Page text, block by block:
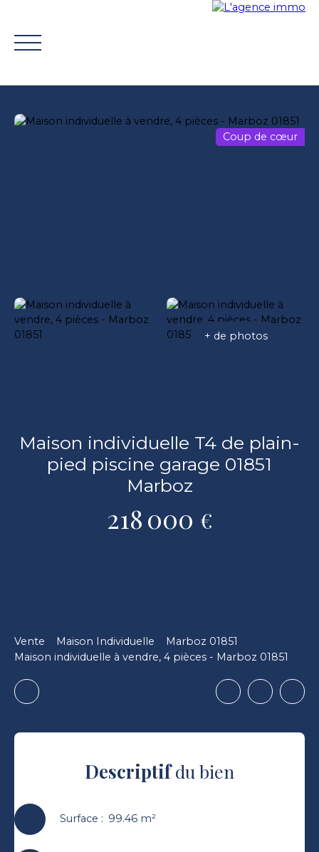
Coup de cœur
+ de photos
Maison individuelle T4 de plain-
pied piscine garage 01851
Marboz
218 000 €
Vente Maison Individuelle
Marboz 01851
Maison individuelle à vendre, 4 pièces - Marboz 01851
Descriptifdu bien
Surface : 99.46 m²